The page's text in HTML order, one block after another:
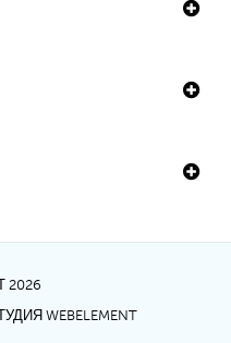
2026
WEBELEMENT